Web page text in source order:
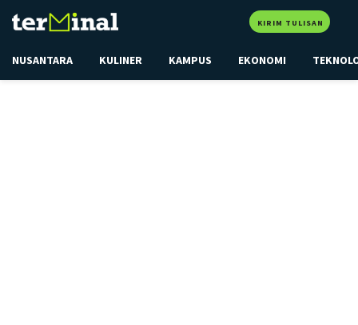
KIRIM TULISAN
NUSANTARA KULINER KAMPUS EKONOMI